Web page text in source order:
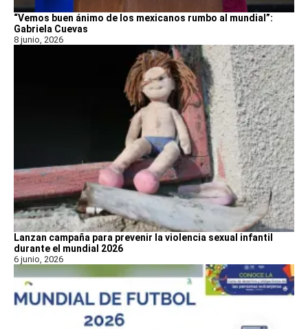
“Vemos buen ánimo de los mexicanos rumbo al mundial”:
Gabriela Cuevas
8 junio, 2026
Lanzan campaña para prevenir la violencia sexual infantil
durante el mundial 2026
6 junio, 2026